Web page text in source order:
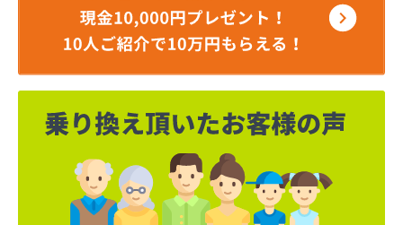
ニイミ産業株式会社 ホームガス 名古屋西営業所
ニイミ産業株式会社 尾張旭営業所
ハタスビルダー株式会社 リボンガス
ひまわり農協 燃料課・プロパンガス
フジオートステーション
フジヨシ商店
フルタ鹿乗店
ます角商店
マルタケ株式会社
マルト尾関商店